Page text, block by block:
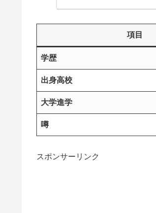
項目
学歴
出身高校
大学進学
噂
スポンサーリンク